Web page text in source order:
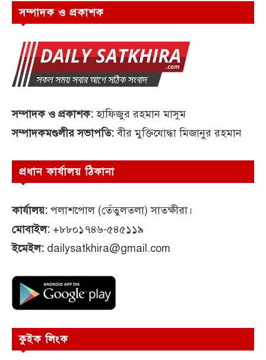
সম্পাদক ও প্রকাশক
সম্পাদক ও প্রকাশক:হাফিজুর রহমান মাসুম
সম্পাদকমণ্ডলীর সভাপতি:বীর মুক্তিযোদ্ধা মিজানুর রহমান
প্রধান কার্যালয় ঠিকানা
কার্যালয়: পলাশপোল (তেঁতুলতলা) সাতক্ষীরা।
মোবাইল: +৮৮০১৭৪৬-৫৪৫১১৯
ইমেইল: dailysatkhira@gmail.com
কুইক লিংক